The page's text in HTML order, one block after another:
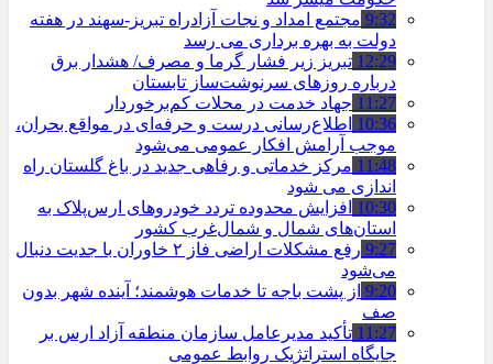
9:32 مجتمع امداد و نجات آزادراه تبریز-سهند در هفته
دولت به بهره ‌برداری می‌ رسد
12:29 تبریز زیر فشار گرما و مصرف/ هشدار برق
درباره روزهای سرنوشت‌ساز تابستان
11:27 جهاد خدمت در محلات کم‌برخوردار
10:36 اطلاع‌رسانی درست و حرفه‌ای در مواقع بحران،
موجب آرامش افکار عمومی می‌شود
11:48 مرکز خدماتی و رفاهی جدید در باغ گلستان راه
اندازی می شود
10:30 افزایش محدوده تردد خودروهای ارس‌پلاک به
استان‌های شمال و شمال‌غرب کشور
9:27
رفع مشکلات اراضی فاز ۲ خاوران با جدیت دنبال
می‌شود
9:20 از پشت باجه تا خدمات هوشمند؛ آینده شهر بدون
صف
11:27 تأکید مدیرعامل سازمان منطقه آزاد ارس بر
جایگاه استراتژیک روابط عمومی